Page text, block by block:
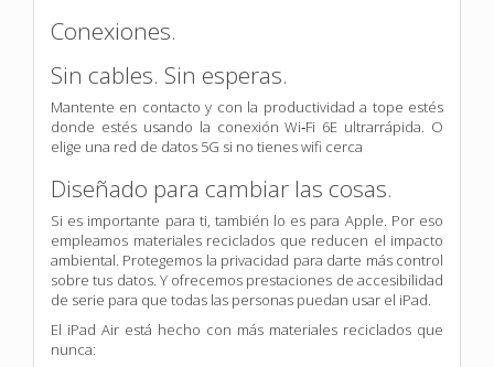
Conexiones.
Sin cables. Sin esperas.
Mantente en contacto y con la productividad a tope estés
donde estés usando la conexión Wi‑Fi 6E ultrarrápida. O
elige una red de datos 5G si no tienes wifi cerca
Diseñado para cambiar las cosas.
Si es importante para ti, también lo es para Apple. Por eso
empleamos materiales reciclados que reducen el impacto
ambiental. Protegemos la privacidad para darte más control
sobre tus datos. Y ofrecemos prestaciones de accesibilidad
de serie para que todas las personas puedan usar el iPad.
El iPad Air está hecho con más materiales reciclados que
nunca: